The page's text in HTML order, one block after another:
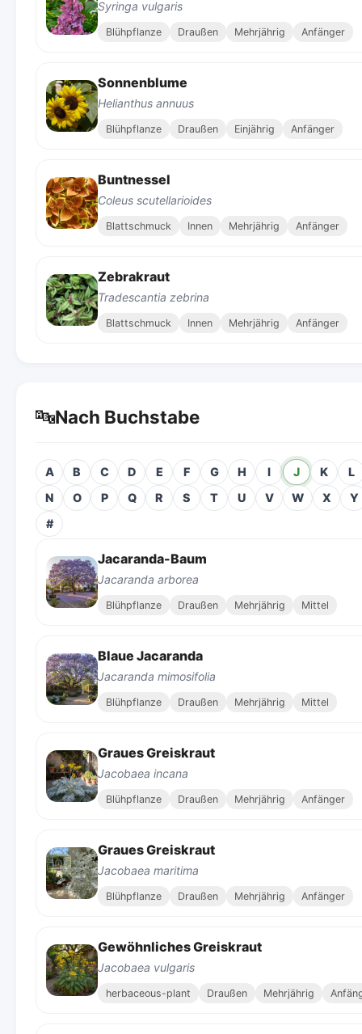
Syringa vulgaris
Blühpflanze Draußen Mehrjährig Anfänger
Sonnenblume
Helianthus annuus
Blühpflanze Draußen Einjährig Anfänger
Buntnessel
Coleus scutellarioides
Blattschmuck Innen Mehrjährig Anfänger
Zebrakraut
Tradescantia zebrina
Blattschmuck Innen Mehrjährig Anfänger
🔤Nach Buchstabe
A B C D E F G H I J K
L
N
O P Q R S T U V W X
Y
#
Jacaranda-Baum
Jacaranda arborea
Blühpflanze Draußen Mehrjährig Mittel
Blaue Jacaranda
Jacaranda mimosifolia
Blühpflanze Draußen Mehrjährig Mittel
Graues Greiskraut
Jacobaea incana
Blühpflanze Draußen Mehrjährig Anfänger
Graues Greiskraut
Jacobaea maritima
Blühpflanze Draußen Mehrjährig Anfänger
Gewöhnliches Greiskraut
Jacobaea vulgaris
herbaceous-plant Draußen Mehrjährig